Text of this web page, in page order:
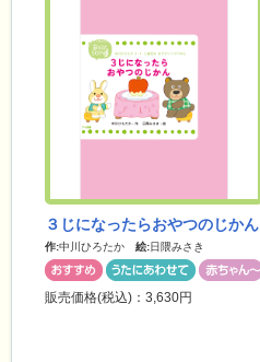
３じになったらおやつのじかん
作:中川ひろたか 絵:日隈みさき
販売価格(税込)：3,630円